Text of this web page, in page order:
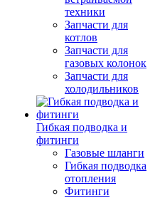
техники
Запчасти для
котлов
Запчасти для
газовых колонок
Запчасти для
холодильников
Гибкая подводка и
фитинги
Газовые шланги
Гибкая подводка
отопления
Фитинги